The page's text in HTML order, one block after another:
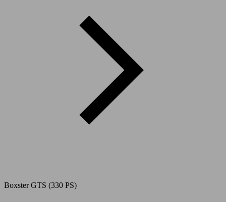
Boxster GTS (330 PS)